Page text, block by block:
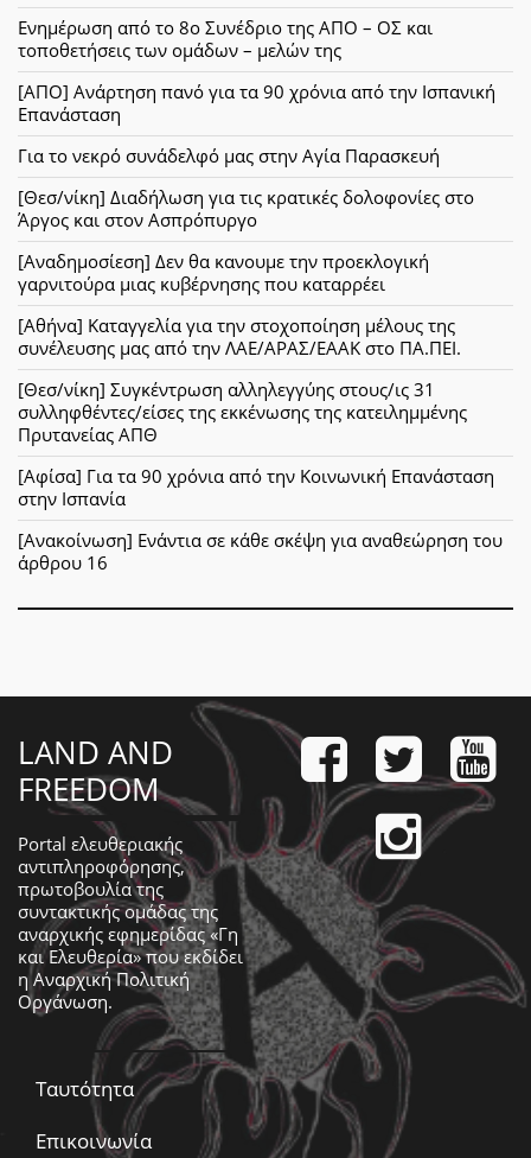
Ενημέρωση από το 8ο Συνέδριο της ΑΠΟ – ΟΣ και
τοποθετήσεις των ομάδων – μελών της
[ΑΠΟ] Ανάρτηση πανό για τα 90 χρόνια από την Ισπανική
Επανάσταση
Για το νεκρό συνάδελφό μας στην Αγία Παρασκευή
[Θεσ/νίκη] Διαδήλωση για τις κρατικές δολοφονίες στο
Άργος και στον Ασπρόπυργο
[Αναδημοσίεση] Δεν θα κανουμε την προεκλογική
γαρνιτούρα μιας κυβέρνησης που καταρρέει
[Αθήνα] Καταγγελία για την στοχοποίηση μέλους της
συνέλευσης μας από την ΛΑΕ/ΑΡΑΣ/ΕΑΑΚ στο ΠΑ.ΠΕΙ.
[Θεσ/νίκη] Συγκέντρωση αλληλεγγύης στους/ις 31
συλληφθέντες/είσες της εκκένωσης της κατειλημμένης
Πρυτανείας ΑΠΘ
[Αφίσα] Για τα 90 χρόνια από την Κοινωνική Επανάσταση
στην Ισπανία
[Ανακοίνωση] Ενάντια σε κάθε σκέψη για αναθεώρηση του
άρθρου 16
LAND AND
FREEDOM
Portal ελευθεριακής
αντιπληροφόρησης,
πρωτοβουλία της
συντακτικής ομάδας της
αναρχικής εφημερίδας «Γη
και Ελευθερία» που εκδίδει
ηΑναρχική Πολιτική
Οργάνωση.
Ταυτότητα
Επικοινωνία